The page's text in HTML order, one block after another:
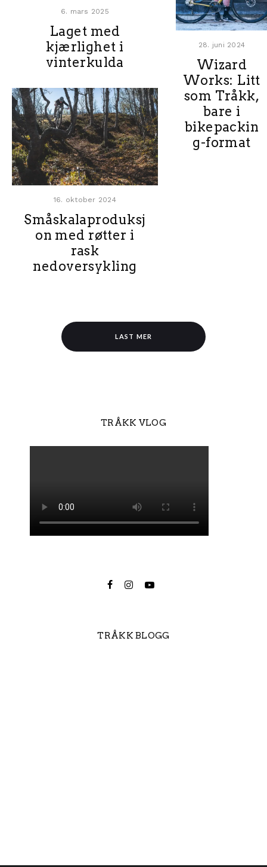
6. mars 2025
Laget med
kjærlighet i
vinterkulda
16. oktober 2024
Småskalaproduksj
on med røtter i
rask
nedoversykling
28. juni 2024
Wizard
Works: Litt
som Tråkk,
bare i
bikepackin
g-format
LAST MER
TRÅKK VLOG
TRÅKK BLOGG